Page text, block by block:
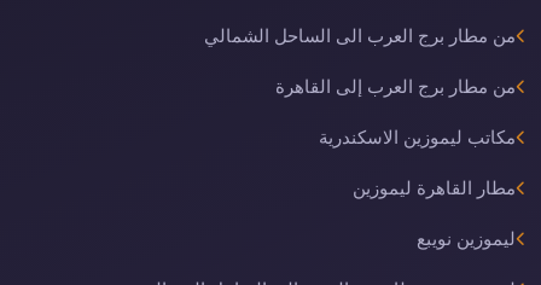
من مطار برج العرب الى الساحل الشمالي
من مطار برج العرب إلى القاهرة
مكاتب ليموزين الاسكندرية
مطار القاهرة ليموزين
ليموزين نويبع